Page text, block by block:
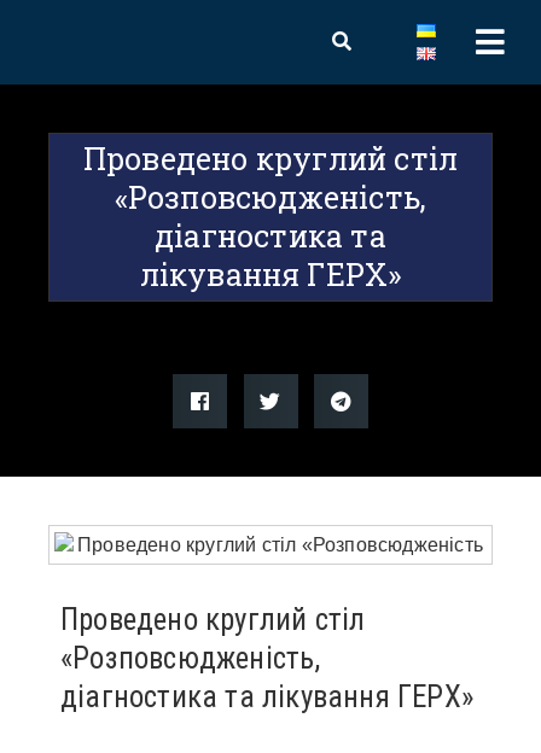
Проведено круглий стіл
«Розповсюдженість,
діагностика та
лікування ГЕРХ»
Проведено круглий стіл
«Розповсюдженість,
діагностика та лікування ГЕРХ»